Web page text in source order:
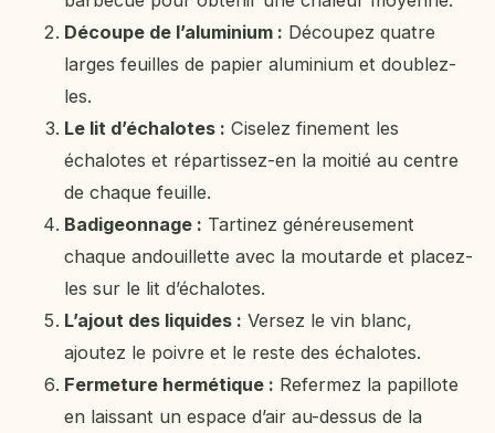
Découpe de l’aluminium : Découpez quatre
larges feuilles de papier aluminium et doublez-
les.
Le lit d’échalotes : Ciselez finement les
échalotes et répartissez-en la moitié au centre
de chaque feuille.
Badigeonnage : Tartinez généreusement
chaque andouillette avec la moutarde et placez-
les sur le lit d’échalotes.
L’ajout des liquides : Versez le vin blanc,
ajoutez le poivre et le reste des échalotes.
Fermeture hermétique : Refermez la papillote
en laissant un espace d’air au-dessus de la